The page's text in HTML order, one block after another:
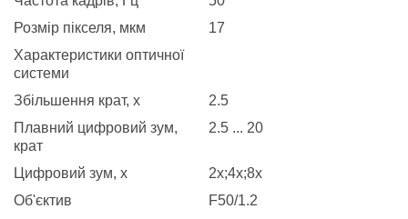
Розмір пікселя, мкм
17
Характеристики оптичної
системи
Збільшення крат, х
2.5
Плавний цифровий зум,
крат
2.5 ... 20
Цифровий зум, х
2x;4x;8x
Об'єктив
F50/1.2